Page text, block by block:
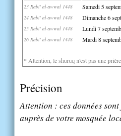
23 Rabi' al-awwal 1448 Samedi 5
24 Rabi' al-awwal 1448 Dimanche 6
25 Rabi' al-awwal 1448 Lundi 7
26 Rabi' al-awwal 1448 Mardi 8
* Attention, le shuruq n'est pas une
Précision
Attention : ces données
auprès de votre mosquée